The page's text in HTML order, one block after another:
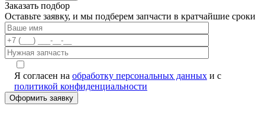
Заказать подбор
Оставьте заявку, и мы подберем запчасти в кратчайшие сроки
Я согласен на обработку персональных данных и с
политикой конфиденциальности